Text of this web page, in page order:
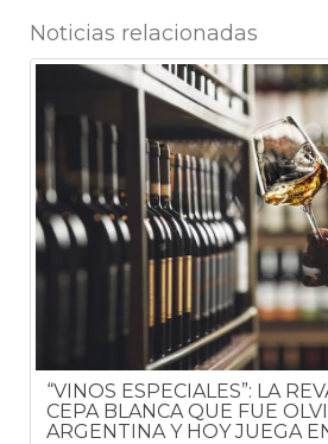
Noticias relacionadas
“VINOS ESPECIALES”: LA
CEPA BLANCA QUE FUE
ARGENTINA Y HOY JUEGA